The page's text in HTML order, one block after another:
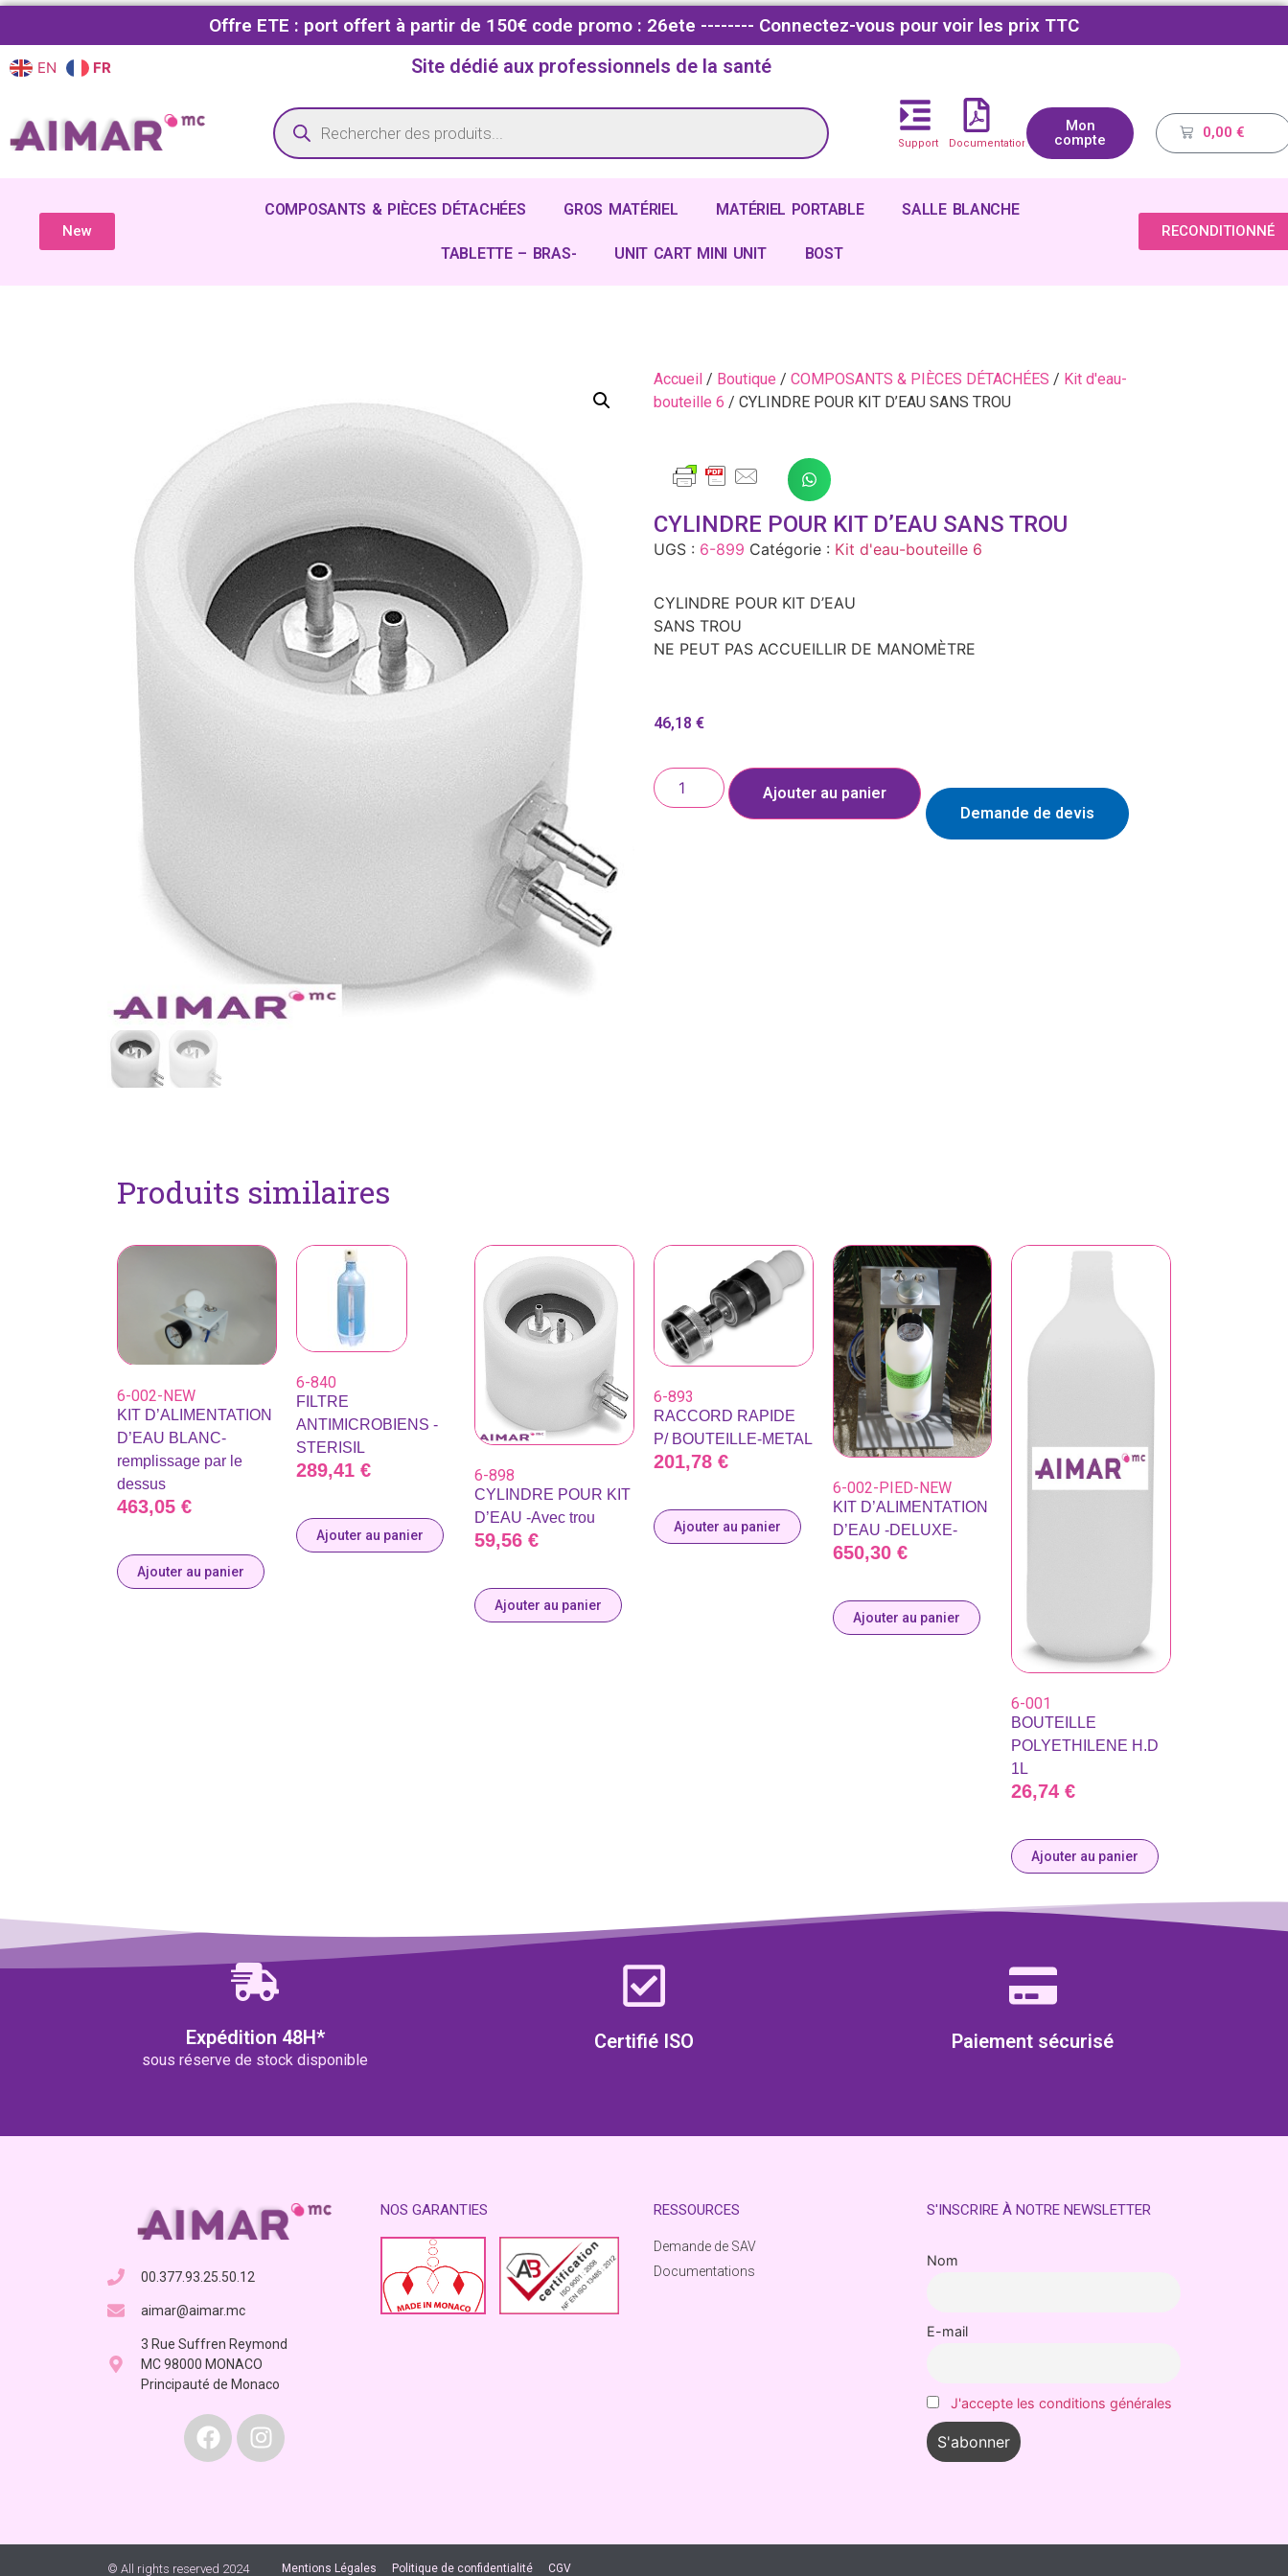
Offre ETE : port offert à partir de 150€ code promo : 26ete -------- Connectez-vous pour voir les prix TTC
EN FR Site dédié aux professionnels de la santé
Support Documentations
Mon
compte
0,00 €
New
COMPOSANTS & PIÈCES DÉTACHÉES GROS MATÉRIEL MATÉRIEL PORTABLE SALLE BLANCHE
TABLETTE – BRAS- UNIT CART MINI UNIT BOST
RECONDITIONNÉ
Accueil / Boutique / COMPOSANTS & PIÈCES DÉTACHÉES / Kit d'eau-
bouteille 6 / CYLINDRE POUR KIT D’EAU SANS TROU
CYLINDRE POUR KIT D’EAU SANS TROU
UGS : 6-899 Catégorie : Kit d'eau-bouteille 6
CYLINDRE POUR KIT D’EAU
SANS TROU
NE PEUT PAS ACCUEILLIR DE MANOMÈTRE
46,18 €
Ajouter au panier
Demande de devis
Produits similaires
6-002-NEW
KIT D’ALIMENTATION
D’EAU BLANC-
remplissage par le
dessus
463,05 €
Ajouter au panier
6-840
FILTRE
ANTIMICROBIENS -
STERISIL
289,41 €
Ajouter au panier
6-898
CYLINDRE POUR KIT
D’EAU -Avec trou
59,56€
Ajouter au panier
6-893
RACCORD RAPIDE
P/ BOUTEILLE-METAL
201,78 €
Ajouter au panier
6-002-PIED-NEW
KIT D’ALIMENTATION
D’EAU -DELUXE-
650,30 €
Ajouter au panier
6-001
BOUTEILLE
POLYETHILENE H.D
1L
26,74€
Ajouter au panier
Expédition 48H*
sous réserve de stock disponible
Certifié ISO Paiement sécurisé
00.377.93.25.50.12
aimar@aimar.mc
3 Rue Suffren Reymond
MC 98000 MONACO
Principauté de Monaco
NOS GARANTIES RESSOURCES
Demande de SAV
Documentations
S'INSCRIRE À NOTRE NEWSLETTER
Nom
E-mail
J'accepte les conditions générales
© All rights reserved 2024 Mentions Légales Politique de confidentialité CGV